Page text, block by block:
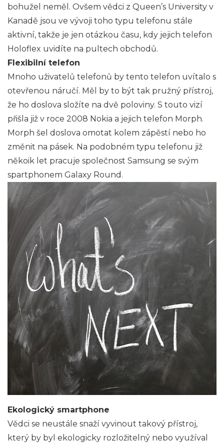
bohužel neměl. Ovšem vědci z Queen’s University v
Kanadě jsou ve vývoji toho typu telefonu stále
aktivní, takže je jen otázkou času, kdy jejich telefon
Holoflex uvidíte na pultech obchodů.
Flexibilní telefon
Mnoho uživatelů telefonů by tento telefon uvítalo s
otevřenou náručí. Měl by to být tak pružný přístroj,
že ho doslova složíte na dvě poloviny. S touto vizí
přišla již v roce 2008 Nokia a jejich telefon Morph.
Morph šel doslova omotat kolem zápěstí nebo ho
změnit na pásek. Na podobném typu telefonu již
někoik let pracuje společnost Samsung se svým
spartphonem Galaxy Round.
Ekologický smartphone
Vědci se neustále snaží vyvinout takový přístroj,
který by byl ekologicky rozložitelný nebo využíval